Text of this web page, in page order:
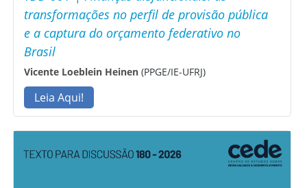
transformações no perfil de provisão pública
e a captura do orçamento federativo no
Brasil
Vicente Loeblein Heinen (PPGE/IE-UFRJ)
Leia Aqui!